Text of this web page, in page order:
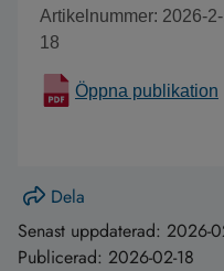
Artikelnummer: 2026-
18
Öppna publikation
Dela
Senast uppdaterad: 2026-
Publicerad: 2026-02-18